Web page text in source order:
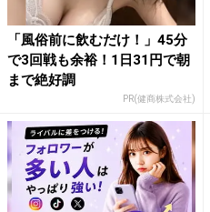
「風俗前に飲むだけ！」45分
で3回戦も余裕！1日31円で朝
まで絶好調
PR(健商株式会社)